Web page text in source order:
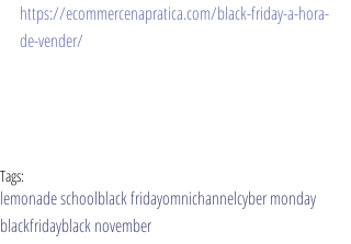
https://ecommercenapratica.com/black-friday-a-hora-
de-vender/
Tags:
lemonade schoolblack fridayomnichannelcyber monday
blackfridayblack november